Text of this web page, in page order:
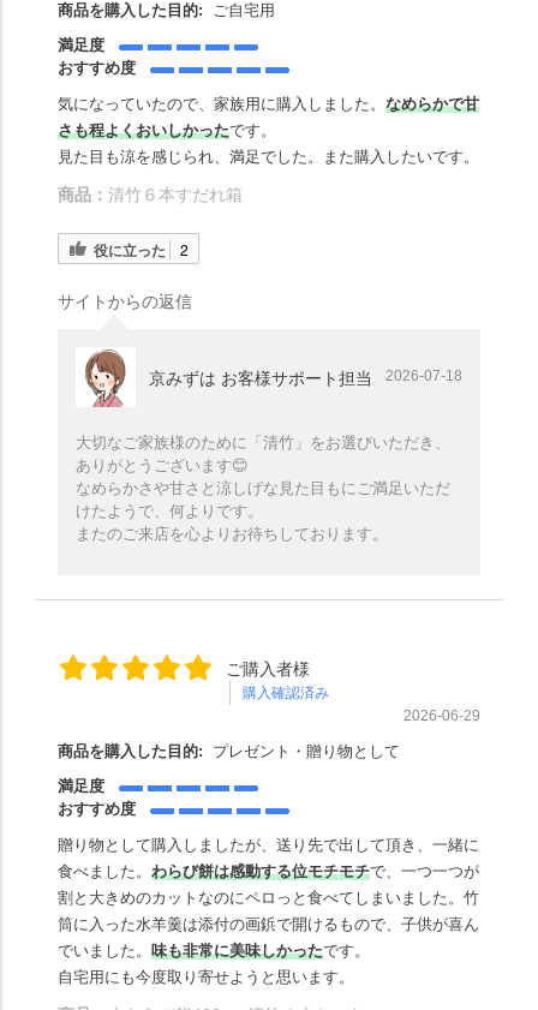
商品を購入した目的:
ご自宅用
満足度
おすすめ度
気になっていたので、家族用に購入しました。 なめらかで甘
さも程よくおいしかったです。
見た目も涼を感じられ、満足でした。また購入したいです。
商品： 清竹６本すだれ箱
役に立った 2
サイトからの返信
京みずは お客様サポート担当 2026-07-18
大切なご家族様のために「清竹」をお選びいただき、
ありがとうございます😊
なめらかさや甘さと涼しげな見た目もにご満足いただ
けたようで、何よりです。
またのご来店を心よりお待ちしております。
ご購入者様
購入確認済み
2026-06-29
商品を購入した目的:
プレゼント・贈り物として
満足度
おすすめ度
贈り物として購入しましたが、送り先で出して頂き、一緒に
食べました。 わらび餅は感動する位モチモチで、一つ一つが
割と大きめのカットなのにペロっと食べてしまいました。竹
筒に入った水羊羹は添付の画鋲で開けるもので、子供が喜ん
でいました。 味も非常に美味しかったです。
自宅用にも今度取り寄せようと思います。